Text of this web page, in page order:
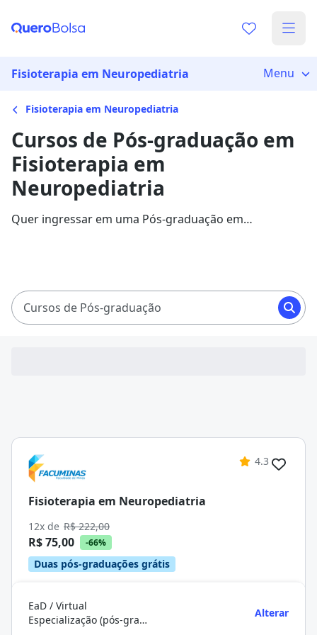
Fisioterapia em Neuropediatria Menu
Fisioterapia em Neuropediatria
Cursos de Pós-graduação em
Fisioterapia em
Neuropediatria
Quer ingressar em uma Pós-graduação em
Cursos de Pós-graduação
4.3
Fisioterapia em Neuropediatria
12x de R$ 222,00
R$ 75,00 -66%
Duas pós-graduações grátis
EaD / Virtual
Especialização (pós-graduação)
Alterar